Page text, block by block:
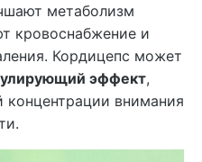
метаболизм
кровоснабжение и
Кордицепс может
эффект,
внимания